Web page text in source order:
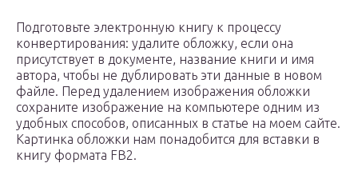
Подготовьте электронную книгу к процессу
конвертирования: удалите обложку, если она
присутствует в документе, название книги и имя
автора, чтобы не дублировать эти данные в новом
файле. Перед удалением изображения обложки
сохраните изображение на компьютере одним из
удобных способов, описанных в статье на моем сайте.
Картинка обложки нам понадобится для вставки в
книгу формата FB2.